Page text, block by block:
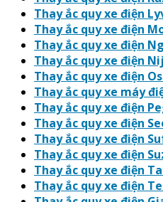
Thay ắc quy xe điện
Thay ắc quy xe điện
Thay ắc quy xe điện
Thay ắc quy xe điện
Thay ắc quy xe điện
Thay ắc quy xe máy
Thay ắc quy xe điện
Thay ắc quy xe điện
Thay ắc quy xe điện
Thay ắc quy xe điện
Thay ắc quy xe điện
Thay ắc quy xe điện